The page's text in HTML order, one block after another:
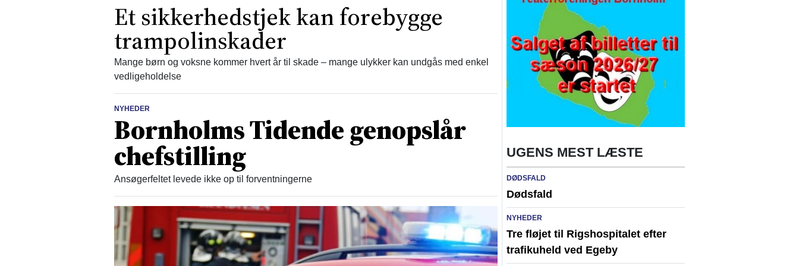
Et sikkerhedstjek kan forebygge
trampolinskader
Mange børn og voksne kommer hvert år til skade – mange ulykker kan undgås med enkel
vedligeholdelse
NYHEDER
Bornholms Tidende genopslår
chefstilling
Ansøgerfeltet levede ikke op til forventningerne
UGENS MEST LÆSTE
DØDSFALD
Dødsfald
NYHEDER
Tre fløjet til Rigshospitalet efter
trafikuheld ved Egeby